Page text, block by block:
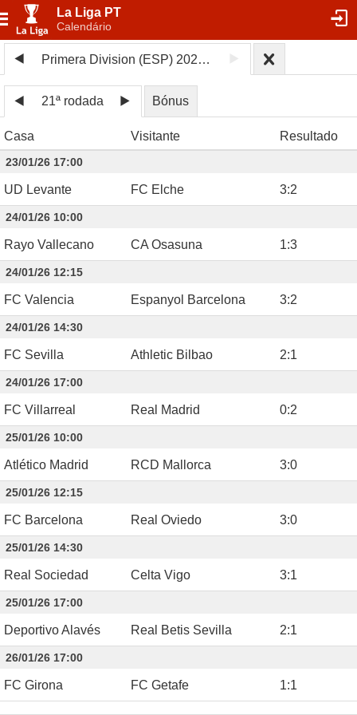
La Liga PT
Calendário
Primera Division (ESP) 2025/26
21ª rodada Bónus
Casa Visitante Resultado
23/01/26 17:00
UD Levante FC Elche 3:2
24/01/26 10:00
Rayo Vallecano CA Osasuna 1:3
24/01/26 12:15
FC Valencia Espanyol Barcelona 3:2
24/01/26 14:30
FC Sevilla Athletic Bilbao 2:1
24/01/26 17:00
FC Villarreal Real Madrid 0:2
25/01/26 10:00
Atlético Madrid RCD Mallorca 3:0
25/01/26 12:15
FC Barcelona Real Oviedo 3:0
25/01/26 14:30
Real Sociedad Celta Vigo 3:1
25/01/26 17:00
Deportivo Alavés Real Betis Sevilla 2:1
26/01/26 17:00
FC Girona FC Getafe 1:1